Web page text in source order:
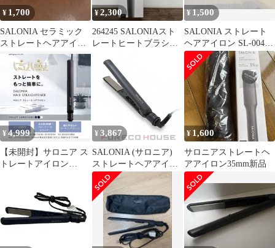
¥ 1,700
SALONIA セラミック
ストレートヘアアイロ
ン ブラック
¥2,300
264245 SALONIAスト
レートヒートブラシ
¥1,500
SALONIA ストレート
ヘアアイロン SL-004S
本体
¥ 4,999
【未開封】サロニア ス
トレートアイロン
¥ 3,867
SALONIA (サロニア)
ストレートヘアアイロ
ン 24mm SL-004S #ブラ
ック
¥ 1,600
サロニアストレートヘ
アアイロン35mm新品